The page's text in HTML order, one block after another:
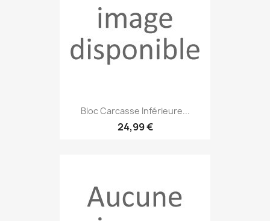
Bloc Carcasse Inférieure...
24,99 €